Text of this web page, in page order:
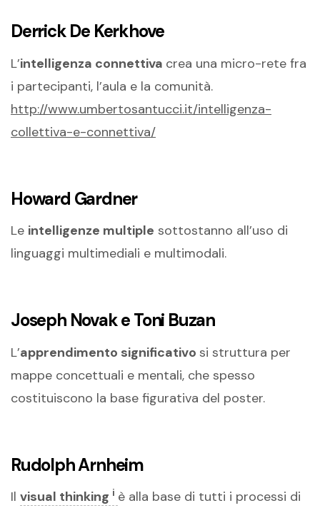
Derrick De Kerkhove
L’intelligenza connettiva crea una micro-rete fra
i partecipanti, l’aula e la comunità.
http://www.umbertosantucci.it/intelligenza-
collettiva-e-connettiva/
Howard Gardner
Le intelligenze multiple sottostanno all’uso di
linguaggi multimediali e multimodali.
Joseph Novak e Toni Buzan
L’apprendimento significativo si struttura per
mappe concettuali e mentali, che spesso
costituiscono la base figurativa del poster.
Rudolph Arnheim
Il visual thinking i è alla base di tutti i processi di